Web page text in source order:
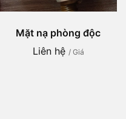
Mặt nạ phòng độc
Liên hệ / Giá